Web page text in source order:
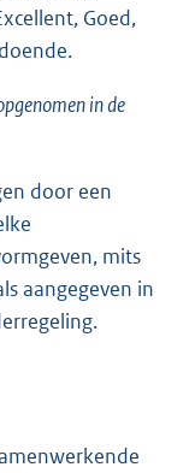
Goed,
in de
door een
mits
aangegeven in